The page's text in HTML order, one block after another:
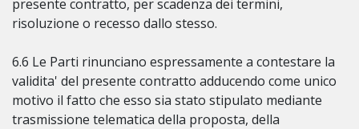
presente contratto, per scadenza dei termini,
risoluzione o recesso dallo stesso.
6.6 Le Parti rinunciano espressamente a contestare la
validita' del presente contratto adducendo come unico
motivo il fatto che esso sia stato stipulato mediante
trasmissione telematica della proposta, della